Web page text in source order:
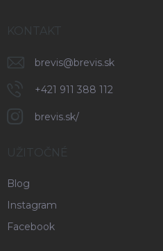
KONTAKT
brevis@brevis.sk
+421 911 388 112
brevis.sk/
UŽITOČNÉ
Blog
Instagram
Facebook